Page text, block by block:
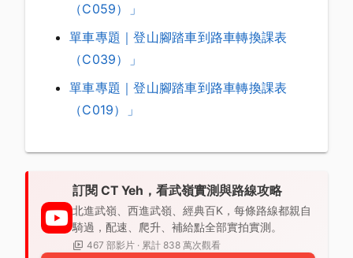
（C059）」
單車專題｜登山腳踏車到路車轉換課表
（C039）」
單車專題｜登山腳踏車到路車轉換課表
（C019）」
訂閱 CT Yeh，看武嶺實測與路線攻略
北進武嶺、西進武嶺、經典百K，每條路線都親自
騎過，配速、爬升、補給點全部實拍實測。
467 部影片 · 累計 838 萬次觀看